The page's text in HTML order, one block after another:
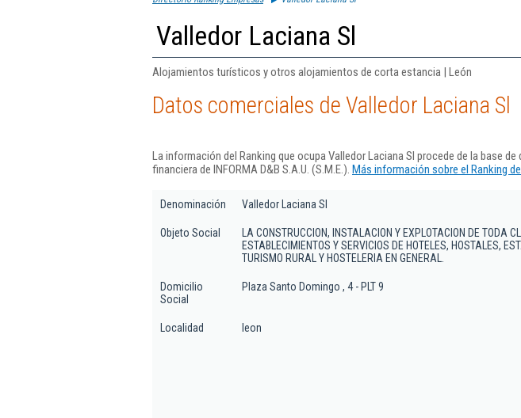
Valledor Laciana Sl
Alojamientos turísticos y otros alojamientos de corta estancia | León
Datos comerciales de Valledor Laciana Sl
La información del Ranking que ocupa Valledor Laciana Sl procede de la base
financiera de INFORMA D&B S.A.U. (S.M.E.). Más información sobre el Ranking de
Denominación Valledor Laciana Sl
Objeto Social
LA CONSTRUCCION, INSTALACION Y EXPLOTACION DE TODA
ESTABLECIMIENTOS Y SERVICIOS DE HOTELES, HOSTALES,
TURISMO RURAL Y HOSTELERIA EN GENERAL.
Domicilio
Social
Plaza Santo Domingo , 4 - PLT 9
Localidad leon